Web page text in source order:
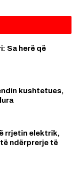
Sa herë që
kushtetues,
rrjetin elektrik,
ndërprerje të